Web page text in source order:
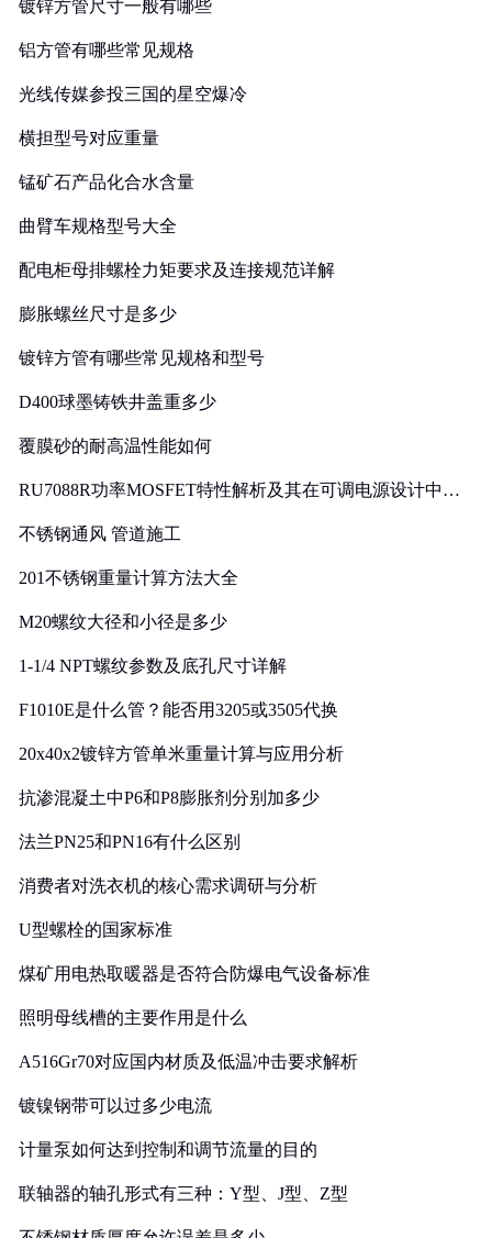
镀锌方管尺寸一般有哪些
铝方管有哪些常见规格
光线传媒参投三国的星空爆冷
横担型号对应重量
锰矿石产品化合水含量
曲臂车规格型号大全
配电柜母排螺栓力矩要求及连接规范详解
膨胀螺丝尺寸是多少
镀锌方管有哪些常见规格和型号
D400球墨铸铁井盖重多少
覆膜砂的耐高温性能如何
RU7088R功率MOSFET特性解析及其在可调电源设计中的
不锈钢通风 管道施工
201不锈钢重量计算方法大全
M20螺纹大径和小径是多少
1-1/4 NPT螺纹参数及底孔尺寸详解
F1010E是什么管？能否用3205或3505代换
20x40x2镀锌方管单米重量计算与应用分析
抗渗混凝土中P6和P8膨胀剂分别加多少
法兰PN25和PN16有什么区别
消费者对洗衣机的核心需求调研与分析
U型螺栓的国家标准
煤矿用电热取暖器是否符合防爆电气设备标准
照明母线槽的主要作用是什么
A516Gr70对应国内材质及低温冲击要求解析
镀镍钢带可以过多少电流
计量泵如何达到控制和调节流量的目的
联轴器的轴孔形式有三种：Y型、J型、Z型